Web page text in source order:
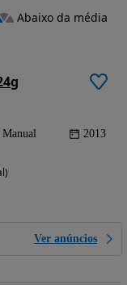
Manual 2013
Ver anúncios
Abaixo da média